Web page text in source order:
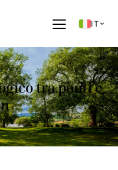
IT
tra ponti e